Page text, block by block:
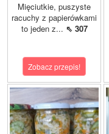
Mięciutkie, puszyste
racuchy z papierówkami
to jeden z... ⇖ 307
Zobacz przepis!